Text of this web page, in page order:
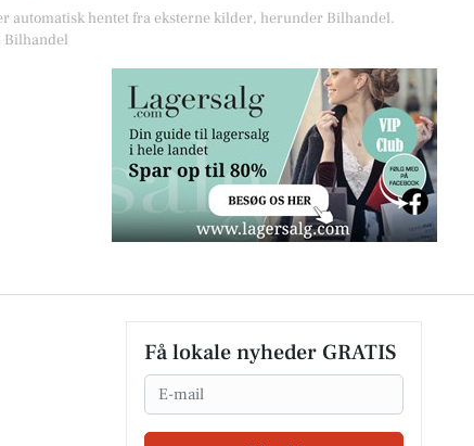
automatisk hentet fra eksterne kilder, herunder Bilhandel.
Bilhandel
Få lokale nyheder GRATIS
Email